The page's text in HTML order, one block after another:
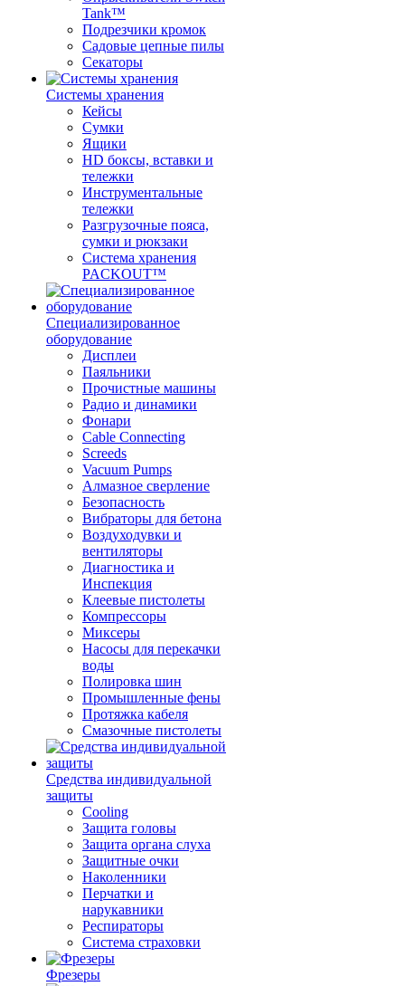
Tank™
Подрезчики кромок
Садовые цепные пилы
Секаторы
Системы хранения
Кейсы
Сумки
Ящики
HD боксы, вставки и
тележки
Инструментальные
тележки
Разгрузочные пояса,
сумки и рюкзаки
Система хранения
PACKOUT™
Специализированное
оборудование
Дисплеи
Паяльники
Прочистные машины
Радио и динамики
Фонари
Cable Connecting
Screeds
Vacuum Pumps
Алмазное сверление
Безопасность
Вибраторы для бетона
Воздуходувки и
вентиляторы
Диагностика и
Инспекция
Клеевые пистолеты
Компрессоры
Миксеры
Насосы для перекачки
воды
Полировка шин
Промышленные фены
Протяжка кабеля
Смазочные пистолеты
Средства индивидуальной
защиты
Cooling
Защита головы
Защита органа слуха
Защитные очки
Наколенники
Перчатки и
нарукавники
Респираторы
Система страховки
Фрезеры